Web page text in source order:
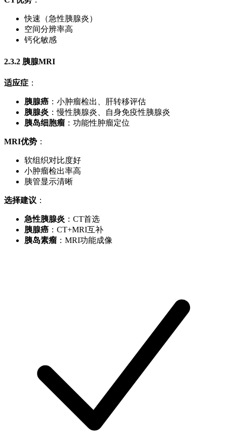
快速（急性胰腺炎）
空间分辨率高
钙化敏感
2.3.2 胰腺MRI
适应症 ：
胰腺癌 ：小肿瘤检出、肝转移评估
胰腺炎 ：慢性胰腺炎、自身免疫性胰腺炎
胰岛细胞瘤 ：功能性肿瘤定位
MRI优势 ：
软组织对比度好
小肿瘤检出率高
胰管显示清晰
选择建议 ：
急性胰腺炎 ：CT首选
胰腺癌 ：CT+MRI互补
胰岛素瘤 ：MRI功能成像